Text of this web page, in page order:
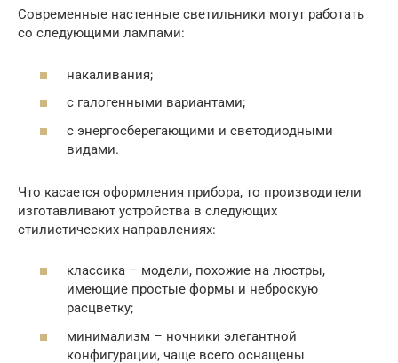
Современные настенные светильники могут работать
со следующими лампами:
накаливания;
с галогенными вариантами;
с энергосберегающими и светодиодными
видами.
Что касается оформления прибора, то производители
изготавливают устройства в следующих
стилистических направлениях:
классика – модели, похожие на люстры,
имеющие простые формы и неброскую
расцветку;
минимализм – ночники элегантной
конфигурации, чаще всего оснащены